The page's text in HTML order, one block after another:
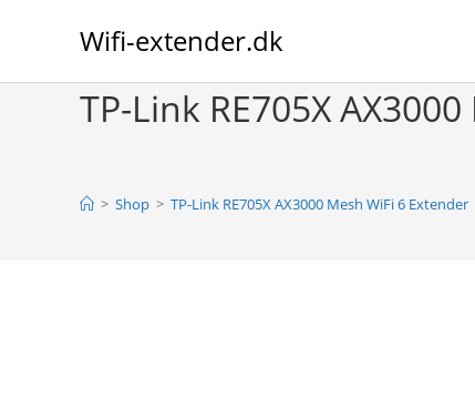
Wifi-extender.dk
TP-Link RE705X
> Shop > TP-Link RE705X AX3000 Mesh WiFi 6 Extender